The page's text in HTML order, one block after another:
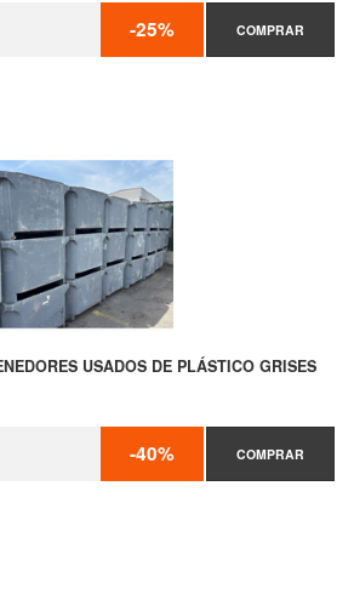
-25% COMPRAR
USADOS DE PLÁSTICO GRISES
-40% COMPRAR